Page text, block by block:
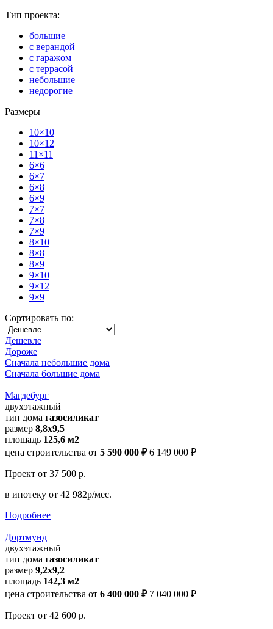
Тип проекта:
большие
с верандой
с гаражом
с террасой
небольшие
недорогие
Размеры
10×10
10×12
11×11
6×6
6×7
6×8
6×9
7×7
7×8
7×9
8×10
8×8
8×9
9×10
9×12
9×9
Сортировать по:
Дешевле
Дороже
Сначала небольшие дома
Сначала большие дома
Магдебург
двухэтажный
тип дома газосиликат
размер 8,8х9,5
площадь 125,6 м2
цена строительства от 5 590 000 ₽ 6 149 000 ₽
Проект от 37 500 р.
в ипотеку от 42 982р/мес.
Подробнее
Дортмунд
двухэтажный
тип дома газосиликат
размер 9,2х9,2
площадь 142,3 м2
цена строительства от 6 400 000 ₽ 7 040 000 ₽
Проект от 42 600 р.